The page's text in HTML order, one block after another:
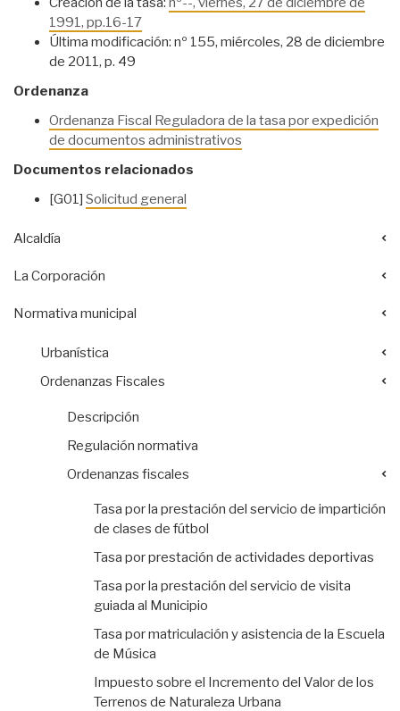
1991, pp.16-17
Última modificación: nº 155, miércoles, 28 de diciembre
de 2011, p. 49
Ordenanza
Ordenanza Fiscal Reguladora de la tasa por expedición
de documentos administrativos
Documentos relacionados
[G01] Solicitud general
Alcaldía
La Corporación
Normativa municipal
Urbanística
Ordenanzas Fiscales
Descripción
Regulación normativa
Ordenanzas fiscales
Tasa por la prestación del servicio de impartición
de clases de fútbol
Tasa por prestación de actividades deportivas
Tasa por la prestación del servicio de visita
guiada al Municipio
Tasa por matriculación y asistencia de la Escuela
de Música
Impuesto sobre el Incremento del Valor de los
Terrenos de Naturaleza Urbana